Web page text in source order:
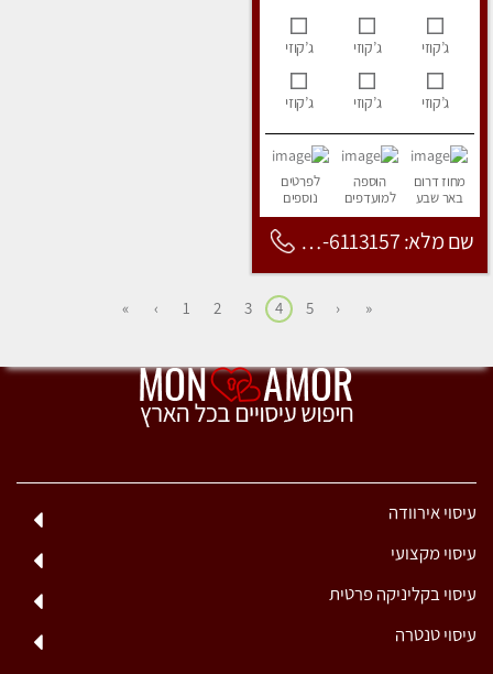
ג’קוזי ג’קוזי ג’קוזי
ג’קוזי ג’קוזי ג’קוזי
מחוז דרום
באר שבע
הוספה
למועדפים
לפרטים
נוספים
שם מלא: 053-6113157
«
‹
5
4
3
2
1
›
»
עיסוי אירוודה
עיסוי מקצועי
עיסוי בקליניקה פרטית
עיסוי טנטרה